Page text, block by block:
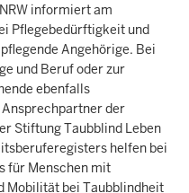
informiert am
Pflegebedürftigkeit und
Angehörige. Bei
und Beruf oder zur
ebenfalls
der
Stiftung Taubblind Leben
helfen bei
für Menschen mit
Mobilität bei Taubblindheit